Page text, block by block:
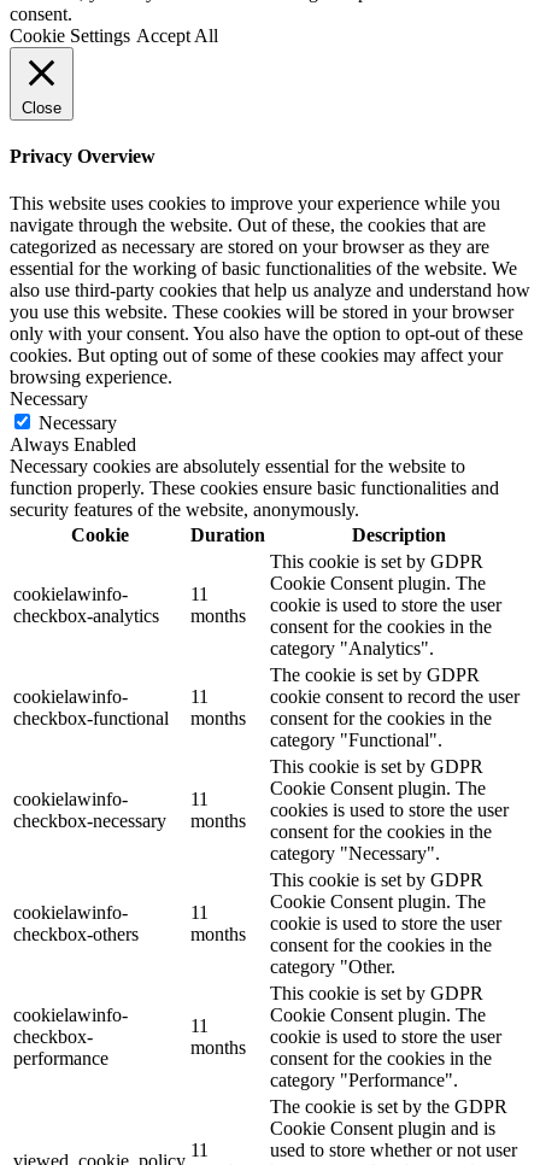
consent.
Cookie Settings Accept All
Close
Privacy Overview
This website uses cookies to improve your experience while you
navigate through the website. Out of these, the cookies that are
categorized as necessary are stored on your browser as they are
essential for the working of basic functionalities of the website. We
also use third-party cookies that help us analyze and understand how
you use this website. These cookies will be stored in your browser
only with your consent. You also have the option to opt-out of these
cookies. But opting out of some of these cookies may affect your
browsing experience.
Necessary
Necessary
Always Enabled
Necessary cookies are absolutely essential for the website to
function properly. These cookies ensure basic functionalities and
security features of the website, anonymously.
Cookie
Duration Description
cookielawinfo-
checkbox-analytics
11
months
This cookie is set by GDPR
Cookie Consent plugin. The
cookie is used to store the user
consent for the cookies in the
category "Analytics".
cookielawinfo-
checkbox-functional
11
months
The cookie is set by GDPR
cookie consent to record the user
consent for the cookies in the
category "Functional".
cookielawinfo-
checkbox-necessary
11
months
This cookie is set by GDPR
Cookie Consent plugin. The
cookies is used to store the user
consent for the cookies in the
category "Necessary".
cookielawinfo-
checkbox-others
11
months
This cookie is set by GDPR
Cookie Consent plugin. The
cookie is used to store the user
consent for the cookies in the
category "Other.
cookielawinfo-
checkbox-
performance
11
months
This cookie is set by GDPR
Cookie Consent plugin. The
cookie is used to store the user
consent for the cookies in the
category "Performance".
11
The cookie is set by the GDPR
Cookie Consent plugin and is
used to store whether or not user